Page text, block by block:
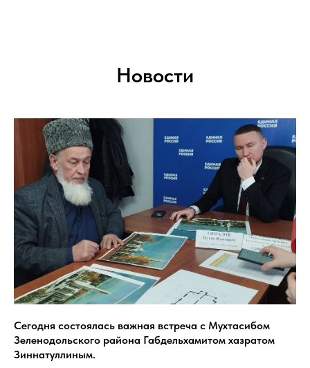
Новости
Сегодня состоялась важная встреча с Мухтасибом
Зеленодольского района Габдельхамитом хазратом
Зиннатуллиным.